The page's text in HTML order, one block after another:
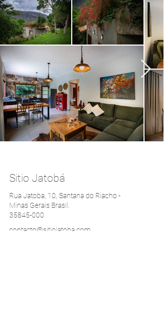
Sitio Jatobá
Rua Jatoba, 10, Santana do Riacho -
Minas Gerais Brasil.
35845-000
contacto@sitiojatoba.com